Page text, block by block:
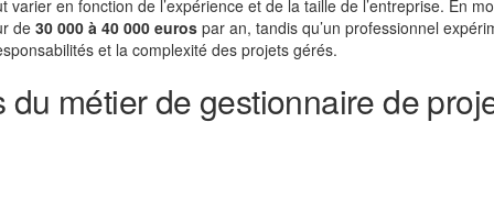
en fonction de l’expérience et de la taille de l’entreprise. En
de 30 000 à 40 000 euros par an, tandis qu’un professionnel
et la complexité des projets gérés.
métier de gestionnaire de